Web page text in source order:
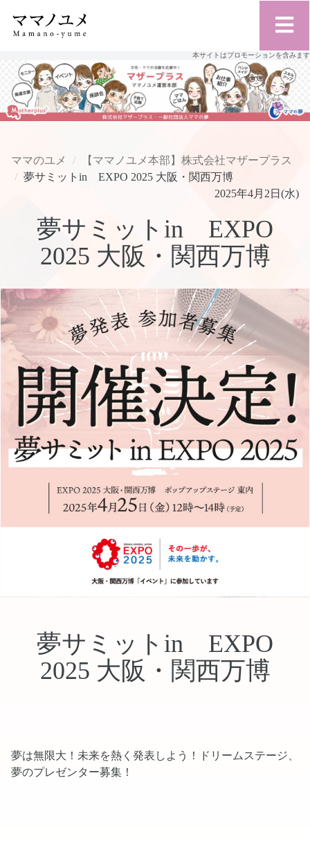
本サイトはプロモーションを含みます
ママのユメ
【ママノユメ本部】株式会社マザープラス
夢サミットin EXPO 2025 大阪・関西万博
2025年4月2日(水)
夢サミットin EXPO
2025 大阪・関西万博
夢サミットin EXPO
2025 大阪・関西万博
夢は無限大！未来を熱く発表しよう！ドリームステージ、
夢のプレゼンター募集！